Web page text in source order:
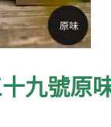
的是鹹口味的
也較均勻。
檢驗不含塑化劑
十九號原